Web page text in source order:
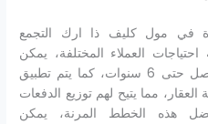
في مول كليف ذا ارك التجمع
العملاء المختلفة، يمكن
للمستثمرين اختيار خطة تقسيط تصل حتى 6 سنوات، كما يتم تطبيق
10% من قيمة العقار، مما يتيح لهم توزيع الدفعات
هذه الخطط المرنة، يمكن